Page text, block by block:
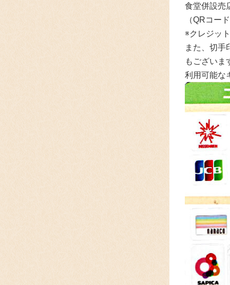
食堂併設売
（QRコー
※クレジッ
また、切手
もございま
利用可能な